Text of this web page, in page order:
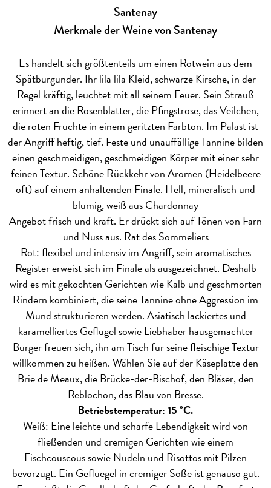
Santenay
Merkmale der Weine von Santenay
Es handelt sich größtenteils um einen Rotwein aus dem
Spätburgunder. Ihr lila lila Kleid, schwarze Kirsche, in der
Regel kräftig, leuchtet mit all seinem Feuer. Sein Strauß
erinnert an die Rosenblätter, die Pfingstrose, das Veilchen,
die roten Früchte in einem geritzten Farbton. Im Palast ist
der Angriff heftig, tief. Feste und unauffällige Tannine bilden
einen geschmeidigen, geschmeidigen Körper mit einer sehr
feinen Textur. Schöne Rückkehr von Aromen (Heidelbeere
oft) auf einem anhaltenden Finale. Hell, mineralisch und
blumig, weiß aus Chardonnay
Angebot frisch und kraft. Er drückt sich auf Tönen von Farn
und Nuss aus. Rat des Sommeliers
Rot: flexibel und intensiv im Angriff, sein aromatisches
Register erweist sich im Finale als ausgezeichnet. Deshalb
wird es mit gekochten Gerichten wie Kalb und geschmorten
Rindern kombiniert, die seine Tannine ohne Aggression im
Mund strukturieren werden. Asiatisch lackiertes und
karamelliertes Geflügel sowie Liebhaber hausgemachter
Burger freuen sich, ihn am Tisch für seine fleischige Textur
willkommen zu heißen. Wählen Sie auf der Käseplatte den
Brie de Meaux, die Brücke-der-Bischof, den Bläser, den
Reblochon, das Blau von Bresse.
Betriebstemperatur: 15 °C.
Weiß: Eine leichte und scharfe Lebendigkeit wird von
fließenden und cremigen Gerichten wie einem
Fischcouscous sowie Nudeln und Risottos mit Pilzen
bevorzugt. Ein Gefluegel in cremiger Soße ist genauso gut.